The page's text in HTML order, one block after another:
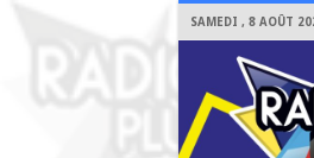
SAMEDI , 8 AOÛT